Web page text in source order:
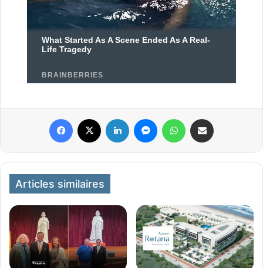
Articles similaires